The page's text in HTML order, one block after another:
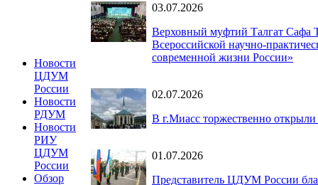
Новости
ЦДУМ
России
Новости
РДУМ
Новости
РИУ
ЦДУМ
России
Обзор
03.07.2026
Верховный муфтий Талгат Сафа
Всероссийской научно-
современной жизни России»
02.07.2026
В г.Миасс торжественно
01.07.2026
Представитель ЦДУМ России